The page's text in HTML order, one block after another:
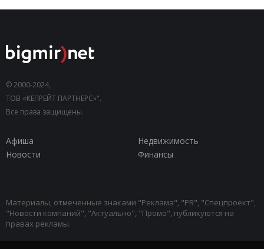
© 2000-2024,
ТОВ «КЕПРЕЙТ ПАРТНЕРС»".
Все права защищены.
Афиша
Недвижимость
Новости
Финансы
Материалы, отмеченные знаками "Реклама", "PR", "Спецпроект",
"Новости компаний", "Актуально", "Промо", публикуются на
правах рекламы.